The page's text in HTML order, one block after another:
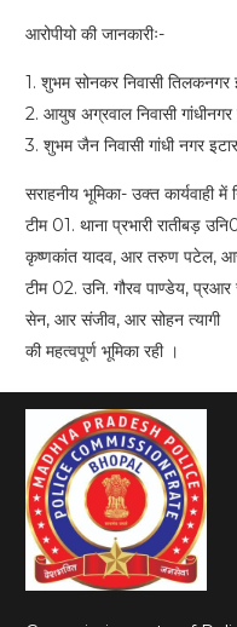
आरोपीयो की जानकारीः-
1. शुभम सोनकर निवासी तिलकनगर
2. आयुष अग्रवाल निवासी गांधीनगर
3. शुभम जैन निवासी गांधी नगर
सराहनीय भूमिका- उक्त कार्यवाही में
टीम 01. थाना प्रभारी रातीबड़
कृष्णकांत यादव, आर तरुण पटेल,
टीम 02. उनि. गौरव पाण्डेय,
सेन, आर संजीव, आर सोहन त्यागी
की महत्वपूर्ण भूमिका रही ।